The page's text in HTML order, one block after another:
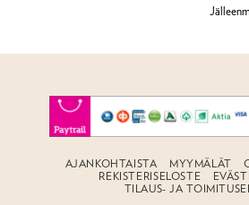
/ 5
AJANKOHTAISTA MYYMÄLÄT
REKISTERISELOSTE
TILAUS- JA